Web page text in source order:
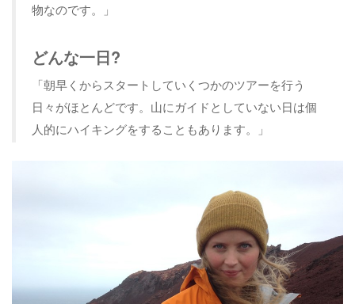
物なのです。」
どんな一日?
「朝早くからスタートしていくつかのツアーを行う
日々がほとんどです。山にガイドとしていない日は個
人的にハイキングをすることもあります。」